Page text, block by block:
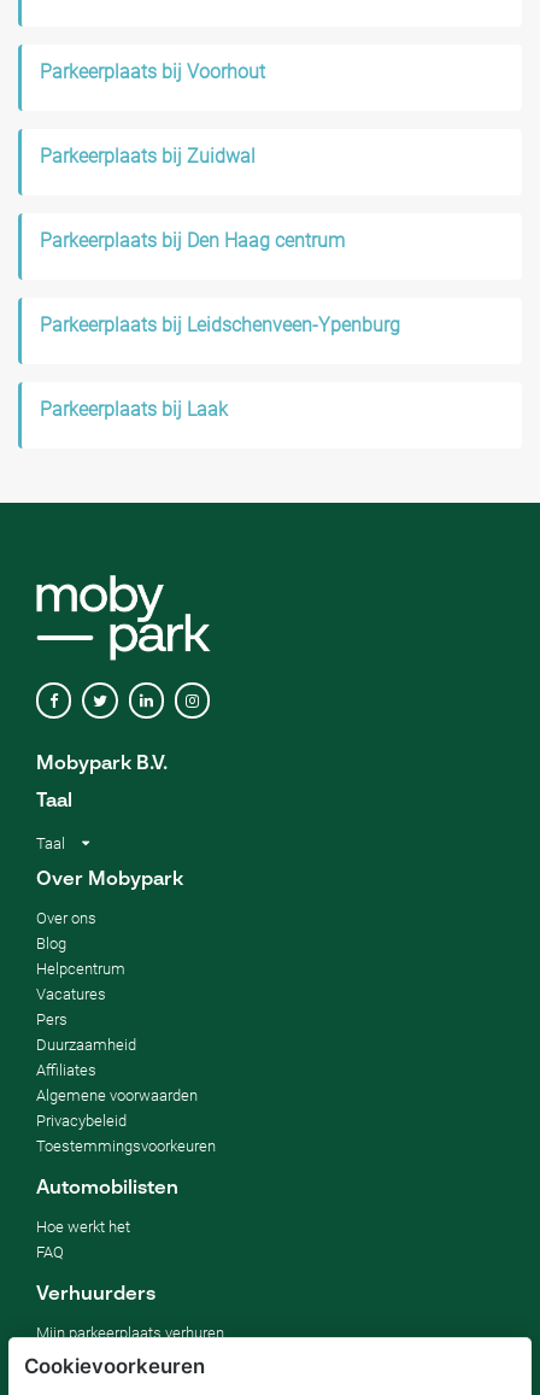
Parkeerplaats bij Voorhout
Parkeerplaats bij Zuidwal
Parkeerplaats bij Den Haag centrum
Parkeerplaats bij Leidschenveen-Ypenburg
Parkeerplaats bij Laak
Cookievoorkeuren
Mobypark B.V.
Taal
Taal
Over Mobypark
Over ons
Blog
Helpcentrum
Vacatures
Pers
Duurzaamheid
Affiliates
Algemene voorwaarden
Privacybeleid
Toestemmingsvoorkeuren
Automobilisten
Hoe werkt het
FAQ
Verhuurders
Mijn parkeerplaats verhuren
Voor bedrijven